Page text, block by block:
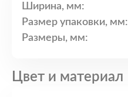
Ширина, мм:
Размер упаковки, мм:
Размеры, мм:
Цвет и материал